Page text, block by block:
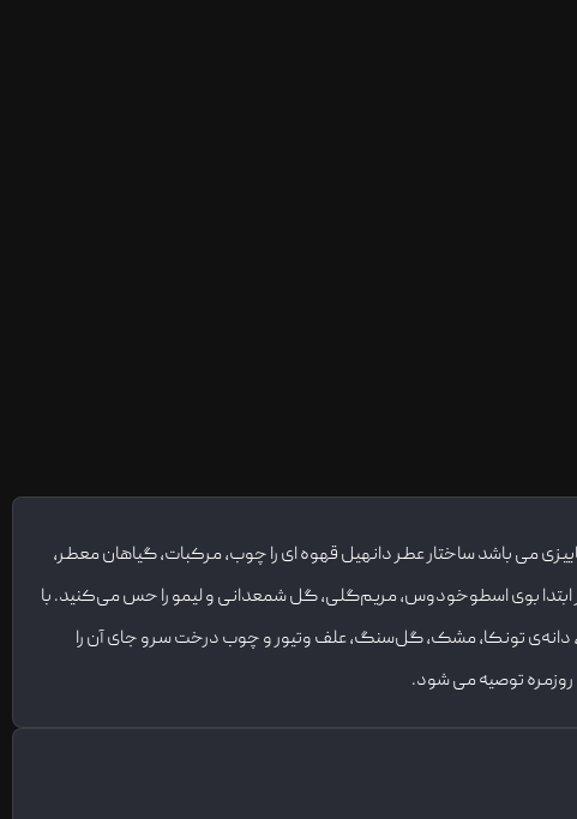
می باشد ساختار عطر دانهیل قهوه ای را چوب، مرکبات، گیاهان معطر،
ابتدا بوی اسطوخودوس، مریم‌گلی، گل شمعدانی و لیمو را حس می‌کنید. با
دانه‌ی تونکا، مشک، گل‌سنگ، علف وتیور و چوب درخت سرو جای آن را
روزمره توصیه می شود.